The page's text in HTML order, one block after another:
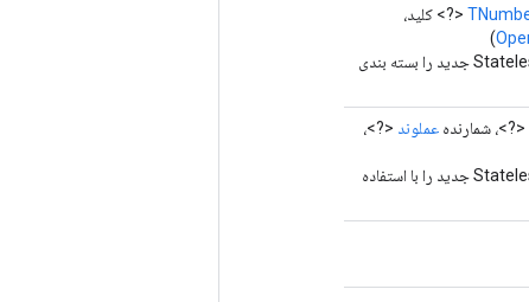
<?> کلید،
روش کارخانه برای ایجاد کلاسی که یک عملیات StatelessRandomNormalV2 جدید را بسته بندی
<?>، شمارنده عملوند <?>،
روش کارخانه برای ایجاد کلاسی که یک عملیات StatelessRandomNormalV2 جدید را با استفاده